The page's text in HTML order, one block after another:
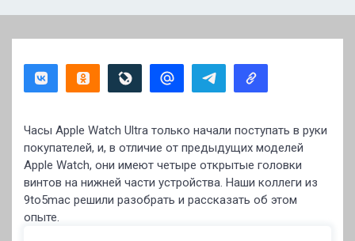
Часы Apple Watch Ultra только начали поступать в руки
покупателей, и, в отличие от предыдущих моделей
Apple Watch, они имеют четыре открытые головки
винтов на нижней части устройства. Наши коллеги из
9to5mac решили разобрать и рассказать об этом
опыте.